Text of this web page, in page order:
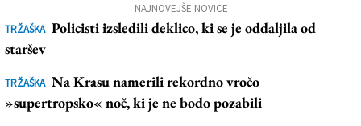
NAJNOVEJŠE NOVICE
TRŽAŠKA Policisti izsledili deklico, ki se je oddaljila od
staršev
TRŽAŠKA Na Krasu namerili rekordno vročo
»supertropsko« noč, ki je ne bodo pozabili